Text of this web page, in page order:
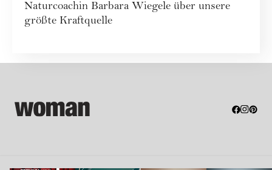
Naturcoachin Barbara Wiegele über unsere
größte Kraftquelle